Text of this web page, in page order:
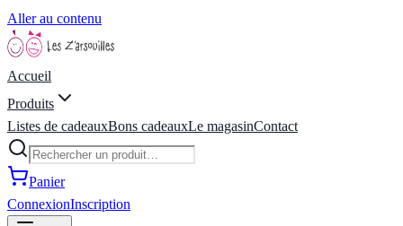
Aller au contenu
Accueil
Produits
Listes de cadeauxBons cadeauxLe magasinContact
Panier
ConnexionInscription